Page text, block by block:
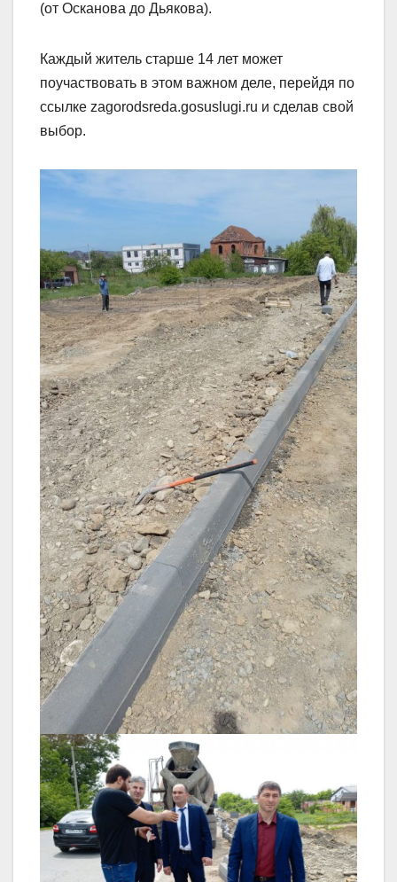
(от Осканова до Дьякова).
Каждый житель старше 14 лет может
поучаствовать в этом важном деле, перейдя по
ссылке zagorodsreda.gosuslugi.ru и сделав свой
выбор.